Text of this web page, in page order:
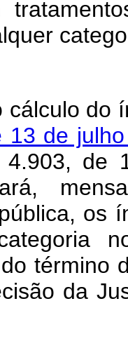
cálculo
13 de
de
os
término
da